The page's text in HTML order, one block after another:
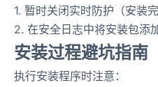
1. 暂时关闭实时防护（安装完
2. 在安全日志中将安装包添
安装过程避坑指南
执行安装程序时注意：